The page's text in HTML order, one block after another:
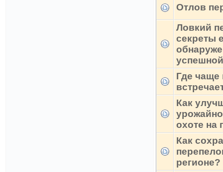
Отлов
Ловкий
секреты
Где чаще
Как
охоте на
Как
регионе?